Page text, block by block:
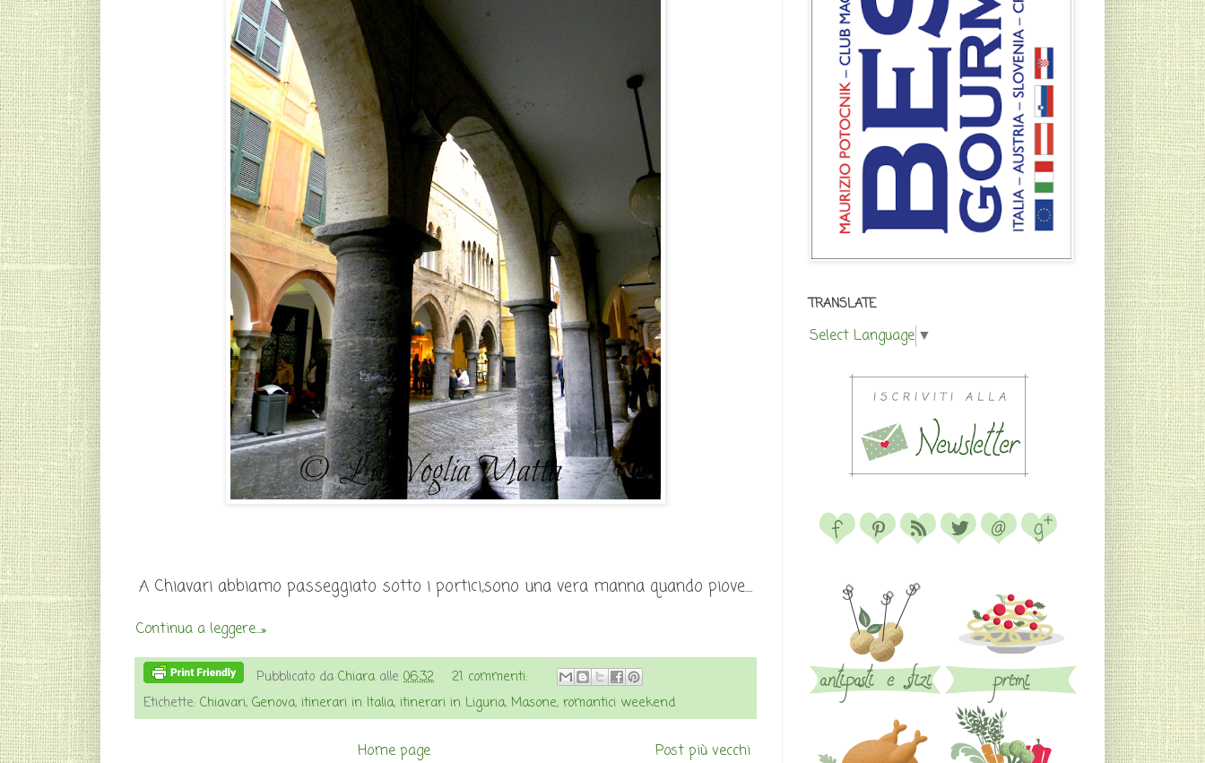
A Chiavari abbiamo passeggiato sotto i portici,sono una vera manna quando piove....
Continua a leggere...»
Pubblicato daChiara alle06:32
21 commenti:
Etichette: Chiavari, Genova, itinerari in Italia, itinerari in Liguria, Masone, romantici weekend
Post più vecchi
Home page
TRANSLATE
Select Language ▼